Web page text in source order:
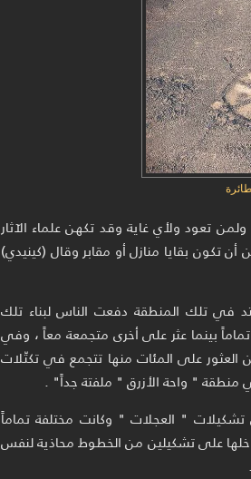
تعود ولأي غاية وقد تكهن علماء الآثار
تكون بقايا منازل أو مقابر وقال (كينيدي)
في تلك المنطقة دفعت الناس لبناء تلك
بينما عثر على أخرى متجمعة معاً ، وفي
على المئات منها تتجمع في تكتّلات
" واحة الأزرق " ملفتة جداً" .
تشكيلات " العجلات " وكانت مختلفة تماماً
على تشكيلين من الخطوط محاذية لنفس